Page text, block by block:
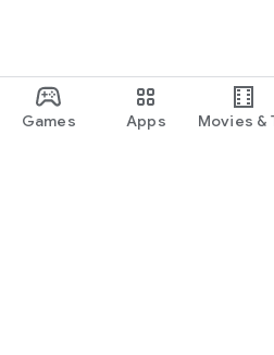
Games Apps Movies &